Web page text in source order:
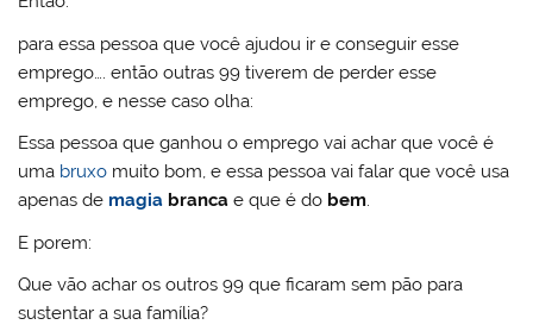
para essa pessoa que você ajudou ir e conseguir esse
emprego…. então outras 99 tiverem de perder esse
emprego, e nesse caso olha:
Essa pessoa que ganhou o emprego vai achar que você é
uma bruxo muito bom, e essa pessoa vai falar que você usa
apenas de magia branca e que é do bem.
E porem:
Que vão achar os outros 99 que ficaram sem pão para
sustentar a sua família?